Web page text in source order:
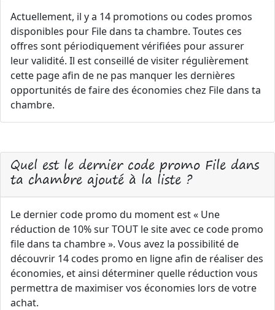
Actuellement, il y a 14 promotions ou codes promos
disponibles pour File dans ta chambre. Toutes ces
offres sont périodiquement vérifiées pour assurer
leur validité. Il est conseillé de visiter régulièrement
cette page afin de ne pas manquer les dernières
opportunités de faire des économies chez File dans ta
chambre.
Quel est le dernier code promo File dans
ta chambre ajouté à la liste ?
Le dernier code promo du moment est « Une
réduction de 10% sur TOUT le site avec ce code promo
file dans ta chambre ». Vous avez la possibilité de
découvrir 14 codes promo en ligne afin de réaliser des
économies, et ainsi déterminer quelle réduction vous
permettra de maximiser vos économies lors de votre
achat.